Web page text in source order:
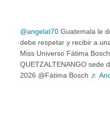
@angelat70 Guatemala le
debe respetar y recibir a
Miss Universo Fátima
QUETZALTENANGO sede
2026 @Fátima Bosch ♬